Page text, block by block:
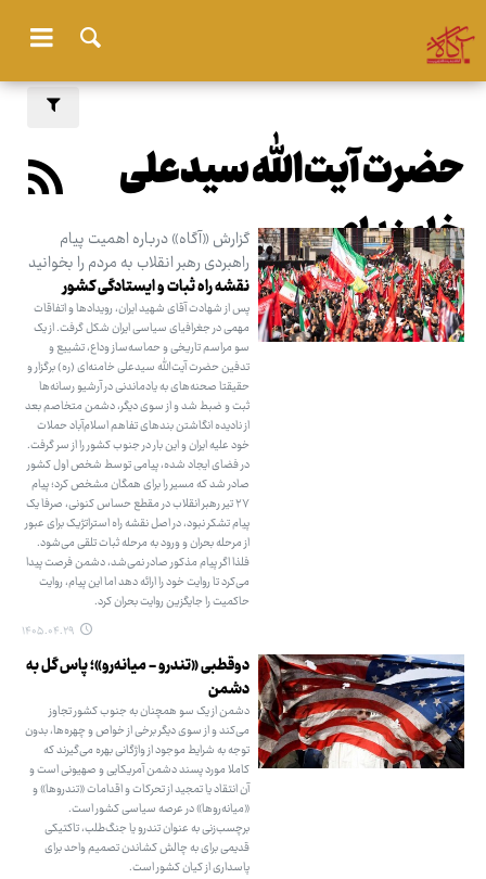
حضرت آیت‌الله سیدعلی
خامنه‌ای
گزارش «آگاه» درباره اهمیت پیام
راهبردی رهبر انقلاب به مردم را بخوانید
نقشه راه ثبات و ایستادگی کشور
پس از شهادت آقای شهید ایران، رویدادها و اتفاقات
مهمی در جغرافیای سیاسی ایران شکل گرفت. از یک
سو مراسم تاریخی و حماسه‌ساز وداع، تشییع و
تدفین حضرت آیت‌الله سیدعلی خامنه‌ای (ره) برگزار و
حقیقتا صحنه‌های به یادماندنی در آرشیو رسانه‌ها
ثبت و ضبط شد و از سوی دیگر، دشمن متخاصم بعد
از نادیده انگاشتن بندهای تفاهم اسلام‌آباد حملات
خود علیه ایران و این بار در جنوب کشور را از سر گرفت.
در فضای ایجاد شده، پیامی توسط شخص اول کشور
صادر شد که مسیر را برای همگان مشخص کرد؛ پیام
۲۷ تیر رهبر انقلاب در مقطع حساس کنونی، صرفا یک
پیام تشکر نبود، در اصل نقشه راه استراتژیک برای عبور
از مرحله بحران و ورود به مرحله ثبات تلقی می‌شود.
فلذا اگر پیام مذکور صادر نمی‌شد، دشمن فرصت پیدا
می‌کرد تا روایت خود را ارائه دهد اما این پیام، روایت
حاکمیت را جایگزین روایت بحران کرد.
۱۴۰۵.۰۴.۲۹
دوقطبی «تندرو - میانه‌رو»؛ پاس گل به
دشمن
دشمن از یک سو همچنان به جنوب کشور تجاوز
می‌کند و از سوی دیگر برخی از خواص و چهره‌ها، بدون
توجه به شرایط موجود از واژگانی بهره می‌گیرند که
کاملا مورد پسند دشمن آمریکایی و صهیونی است و
آن انتقاد یا تمجید از تحرکات و اقدامات «تندروها» و
«میانه‌روها» در عرصه سیاسی کشور است.
برچسب‌زنی به عنوان تندرو یا جنگ‌طلب، تاکتیکی
قدیمی برای به چالش کشاندن تصمیم واحد برای
پاسداری از کیان کشور است.